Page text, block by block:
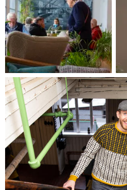
Tekstilindustrimuseet
|
|